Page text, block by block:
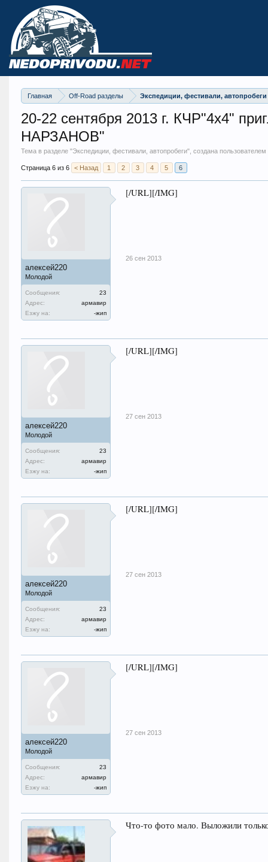
Главная Off-Road разделы Экспедиции, фестивали, автопробеги
20-22 сентября 2013 г. КЧР"4х4"
НАРЗАНОВ"
Тема в разделе "Экспедиции, фестивали, автопробеги", создана
Страница 6 из 6 < Назад 1 2 3 4 5 6
алексей220
Молодой
Сообщения:
23
Адрес:
армавир
Езжу на:
-жип
[/URL][/IMG]
26 сен 2013
алексей220
Молодой
Сообщения:
23
Адрес:
армавир
Езжу на:
-жип
[/URL][/IMG]
27 сен 2013
алексей220
Молодой
Сообщения:
23
Адрес:
армавир
Езжу на:
-жип
[/URL][/IMG]
27 сен 2013
алексей220
Молодой
Сообщения:
23
Адрес:
армавир
Езжу на:
-жип
[/URL][/IMG]
27 сен 2013
Что-то фото мало. Выложили